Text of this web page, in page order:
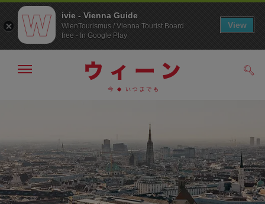
へ
ジ
の
ト
ッ
プ
メ
非
表
示
ivie - Vienna Guide
WienTourismus / Vienna Tourist Board
free - In Google Play
View